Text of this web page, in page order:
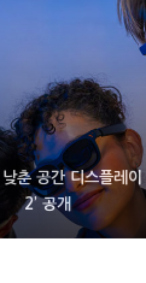
춘 공간 디스플레이
2’ 공개
아이폰18 프로세
지형 스피커 준비하